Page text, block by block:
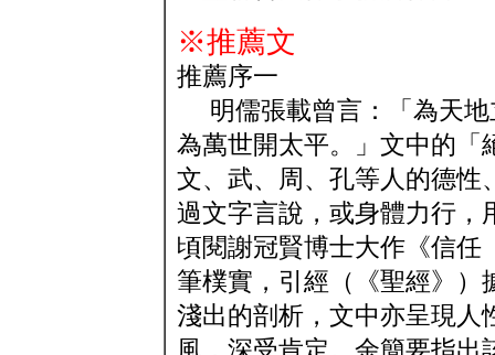
※推薦文
推薦序一
明儒張載曾言：「為天地
為萬世開太平。」文中的「
文、武、周、孔等人的德性
過文字言說，或身體力行，
頃閱謝冠賢博士大作《信任
筆樸實，引經（《聖經》）
淺出的剖析，文中亦呈現人